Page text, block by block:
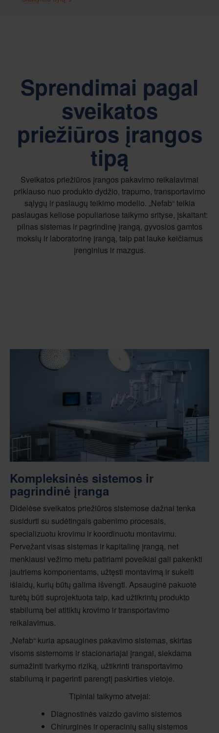
Sprendimai pagal
sveikatos
priežiūros įrangos
tipą
Sveikatos priežiūros įrangos pakavimo reikalavimai
priklauso nuo produkto dydžio, trapumo, transportavimo
sąlygų ir paslaugų teikimo modelio. „Nefab“ teikia
paslaugas keliose populiariose taikymo srityse, įskaitant:
pilnas sistemas ir pagrindinę įrangą, gyvosios gamtos
mokslų ir laboratorinę įrangą, taip pat lauke keičiamus
įrenginius ir mazgus.
Kompleksinės sistemos ir
pagrindinė įranga
Didelėse sveikatos priežiūros sistemose dažnai tenka
susidurti su sudėtingais gabenimo procesais,
specializuotu krovimu ir koordinuotu montavimu.
Pervežant visas sistemas ir kapitalinę įrangą, net
menkiausi vežimo metu patiriami poveikiai gali pakenkti
jautriems komponentams, užtęsti montavimą ir sukelti
išlaidų, kurių būtų galima išvengti. Apsauginė pakuotė
turėtų būti suprojektuota taip, kad užtikrintų produkto
stabilumą bei atitiktų krovimo ir transportavimo
reikalavimus.
„Nefab“ kuria apsaugines pakavimo sistemas, skirtas
visoms sistemoms ir stacionariajai įrangai, siekdama
sumažinti tvarkymo riziką, užtikrinti transportavimo
stabilumą ir pagerinti parengtį paskirties vietoje.
Tipiniai taikymo atvejai:
Diagnostinės vaizdo gavimo sistemos
Chirurginės ir operacinių salių sistemos